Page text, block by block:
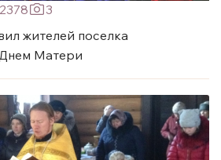
2378
3
жителей поселка
Матери